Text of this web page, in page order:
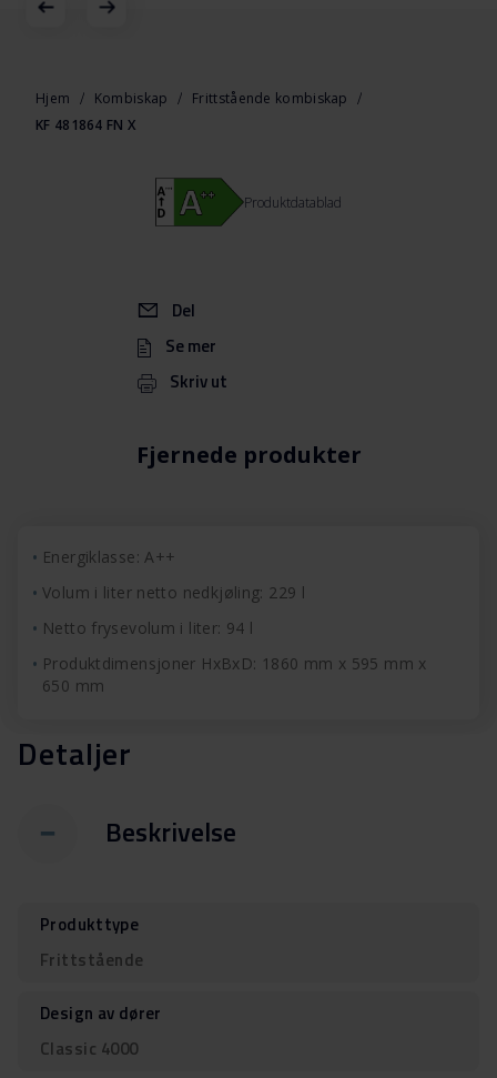
begynnelsen
Hjem Kombiskap
Frittstående kombiskap
KF 481864 FN X
Fjernede produkter
Del
Se mer
Skriv ut
Produktdatablad
Energiklasse: A++
Volum i liter netto nedkjøling: 229 l
Netto frysevolum i liter: 94 l
Produktdimensjoner HxBxD: 1860 mm x 595 mm x
650 mm
Detaljer
Beskrivelse
Produkttype
Frittstående
Design av dører
Classic 4000